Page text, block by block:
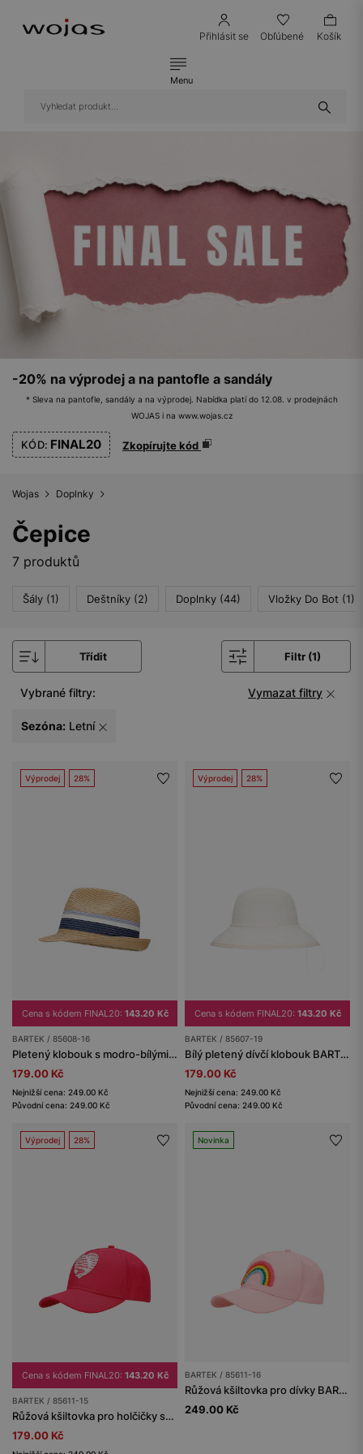
Přihlásit se Obľúbené Košík
Menu
-20% na výprodej a na pantofle a sandály
* Sleva na pantofle, sandály a na výprodej. Nabídka platí do 12.08. v prodejnách
WOJAS i na www.wojas.cz
KÓD: FINAL20 Zkopírujte kód
Wojas Doplnky
Čepice
7 produktů
Šály (1) Deštníky (2) Doplnky (44) Vložky Do Bot (1)
Třídit Filtr (1)
Vybrané filtry: Vymazat filtry
Sezóna: Letní
Výprodej 28%
Cena s kódem FINAL20: 143.20 Kč
BARTEK / 85608-16
Pletený klobouk s modro-bílými pruhy
179.00 Kč
Nejnižší cena: 249.00 Kč
Původní cena: 249.00 Kč
Výprodej 28%
Cena s kódem FINAL20: 143.20 Kč
BARTEK / 85607-19
Bílý pletený dívčí klobouk BARTEK 85607-19
179.00 Kč
Nejnižší cena: 249.00 Kč
Původní cena: 249.00 Kč
Výprodej 28%
Cena s kódem FINAL20: 143.20 Kč
BARTEK / 85611-15
Růžová kšiltovka pro holčičky se flitrovaným srdíčkem BARTEK 85611-15
179.00 Kč
Novinka
BARTEK / 85611-16
Růžová kšiltovka pro dívky BARTEK 85611-16
249.00 Kč